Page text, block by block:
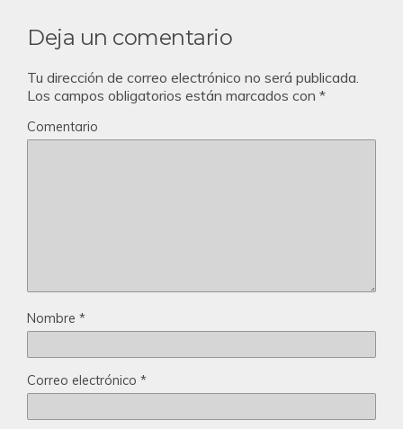
Deja un comentario
Tu dirección de correo electrónico no será publicada.
Los campos obligatorios están marcados con *
Comentario
Nombre *
Correo electrónico *